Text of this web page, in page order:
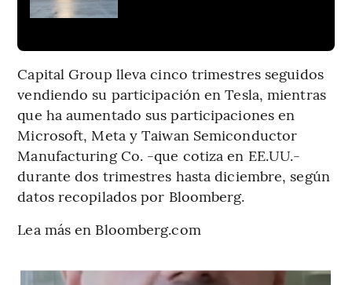
Capital Group lleva cinco trimestres seguidos
vendiendo su participación en Tesla, mientras
que ha aumentado sus participaciones en
Microsoft, Meta y Taiwan Semiconductor
Manufacturing Co. -que cotiza en EE.UU.-
durante dos trimestres hasta diciembre, según
datos recopilados por Bloomberg.
Lea más en Bloomberg.com